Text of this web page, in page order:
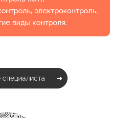
электроконтроль,
виды контроля.